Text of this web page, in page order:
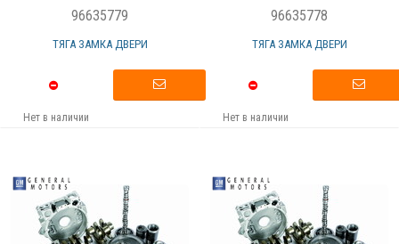
96635779
ТЯГА ЗАМКА ДВЕРИ
Нет в наличии
96635778
ТЯГА ЗАМКА ДВЕРИ
Нет в наличии